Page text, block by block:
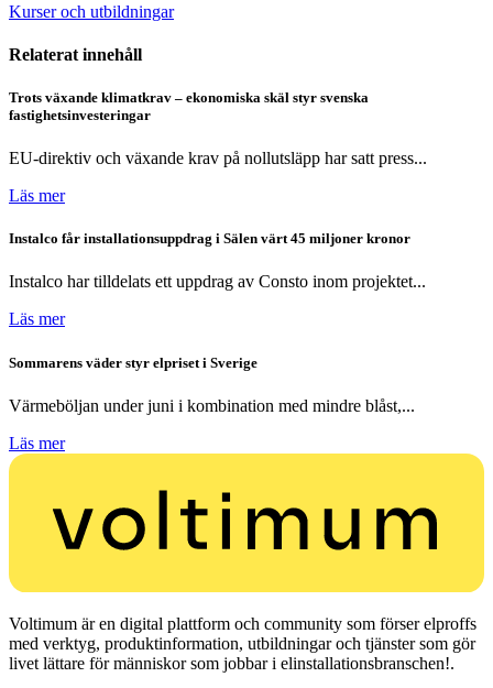
Kurser och utbildningar
Relaterat innehåll
Trots växande klimatkrav – ekonomiska skäl styr svenska
fastighetsinvesteringar
EU-direktiv och växande krav på nollutsläpp har satt press...
Läs mer
Instalco får installationsuppdrag i Sälen värt 45 miljoner kronor
Instalco har tilldelats ett uppdrag av Consto inom projektet...
Läs mer
Sommarens väder styr elpriset i Sverige
Värmeböljan under juni i kombination med mindre blåst,...
Läs mer
Voltimum är en digital plattform och community som förser elproffs
med verktyg, produktinformation, utbildningar och tjänster som gör
livet lättare för människor som jobbar i elinstallationsbranschen!.